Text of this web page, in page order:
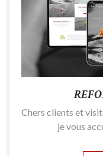
Chers clients et
je vous